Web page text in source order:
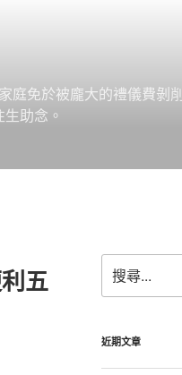
免於被龐大的禮儀費剝
助念。
五
尋
關
字:
近期文章